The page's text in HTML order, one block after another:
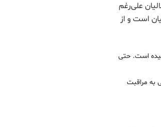
علی‌رغم
است و از
نرسیده است. حتی
از دسترسی به مراقبت